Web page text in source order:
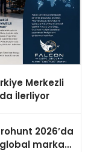
Merkezli
İlerliyor
2026’da
marka